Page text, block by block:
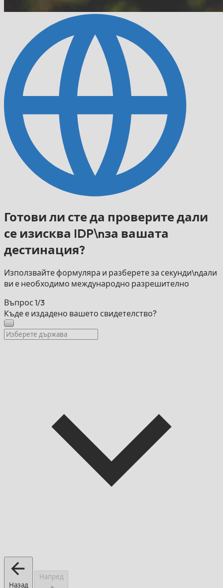
Готови ли сте да проверите дали
се изисква IDP\nза вашата
дестинация?
Използвайте формуляра и разберете за секунди\nдали
ви е необходимо международно разрешително
Въпрос 1/3
Къде е издадено вашето свидетелство?
Назад
Напред